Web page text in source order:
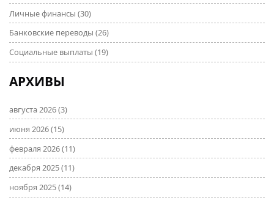
Личные финансы (30)
Банковские переводы (26)
Социальные выплаты (19)
АРХИВЫ
августа 2026(3)
июня 2026(15)
февраля 2026(11)
декабря 2025(11)
ноября 2025(14)